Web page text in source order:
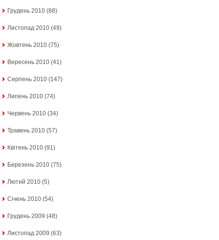
Грудень 2010 (88)
Листопад 2010 (49)
Жовтень 2010 (75)
Вересень 2010 (41)
Серпень 2010 (147)
Липень 2010 (74)
Червень 2010 (34)
Травень 2010 (57)
Квітень 2010 (91)
Березень 2010 (75)
Лютий 2010 (5)
Січень 2010 (54)
Грудень 2009 (48)
Листопад 2009 (63)